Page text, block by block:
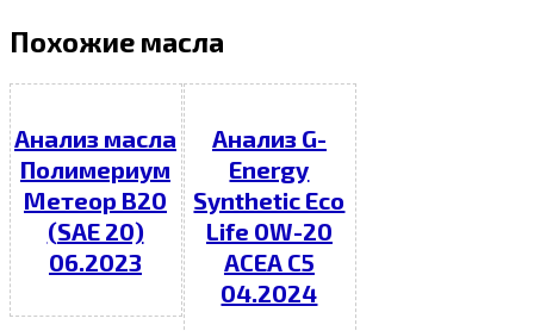
Похожие масла
Анализ масла
Полимериум
Метеор В20
(SAE 20)
06.2023
Анализ G-
Energy
Synthetic Eco
Life 0W-20
ACEA C5
04.2024